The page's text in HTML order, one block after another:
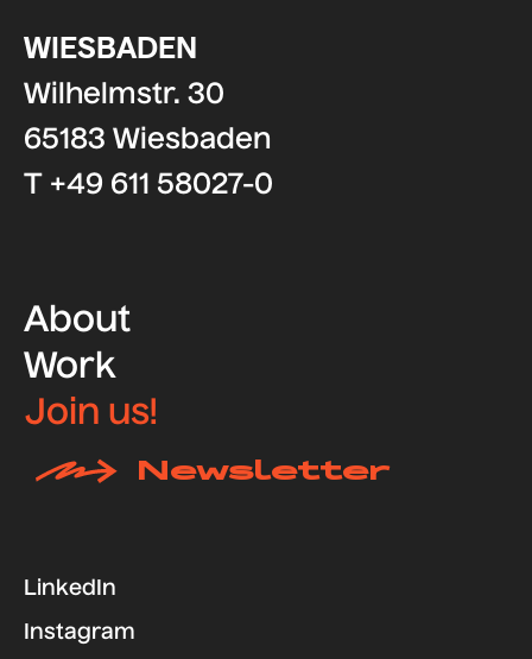
WIESBADEN
Wilhelmstr. 30
65183 Wiesbaden
T +49 611 58027-0
About
Work
Join us!
Newsletter
LinkedIn
Instagram